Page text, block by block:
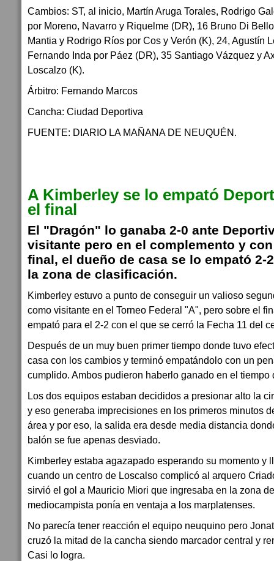
Cambios: ST, al inicio, Martín Aruga Torales, Rodrigo
por Moreno, Navarro y Riquelme (DR), 16 Bruno Di
Mantia y Rodrigo Ríos por Cos y Verón (K), 24, Agustín
Fernando Inda por Páez (DR), 35 Santiago Vázquez y
Loscalzo (K).
Árbitro: Fernando Marcos
Cancha: Ciudad Deportiva
FUENTE: DIARIO LA MAÑANA DE NEUQUÉN.
A Kimberley se lo empató
el final
El "Dragón" lo ganaba 2-0 ante
visitante pero en el complemento y
final, el dueño de casa se lo empató 2-
la zona de clasificación.
Kimberley estuvo a punto de conseguir un valioso
como visitante en el Torneo Federal "A", pero sobre el
empató para el 2-2 con el que se cerró la Fecha 11 del
Después de un muy buen primer tiempo donde tuvo
casa con los cambios y terminó empatándolo con un
cumplido. Ambos pudieron haberlo ganado en el tiempo
Los dos equipos estaban decididos a presionar alto la
y eso generaba imprecisiones en los primeros minutos
área y por eso, la salida era desde media distancia
balón se fue apenas desviado.
Kimberley estaba agazapado esperando su momento y
cuando un centro de Loscalso complicó al arquero
sirvió el gol a Mauricio Miori que ingresaba en la zona
mediocampista ponía en ventaja a los marplatenses.
No parecía tener reacción el equipo neuquino pero
cruzó la mitad de la cancha siendo marcador central y
Casi lo logra.